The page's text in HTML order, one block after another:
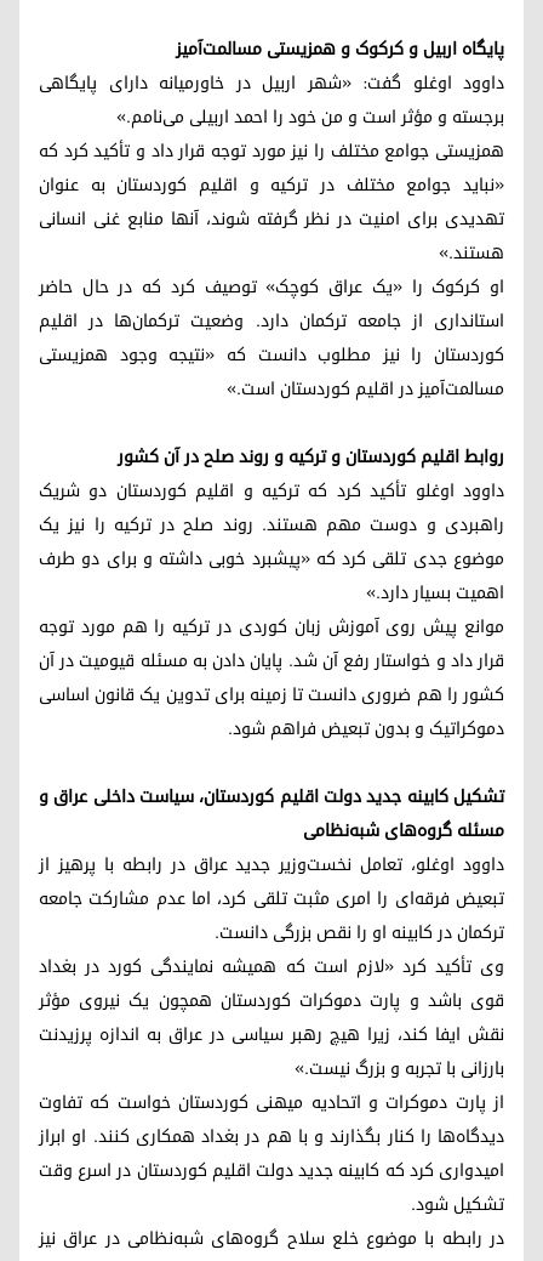
پایگاه اربیل و کرکوک و همزیستی مسالمت‌آمیز
داوود اوغلو گفت: «شهر اربیل در خاورمیانه دارای پایگاهی
برجسته و مو‌ٔثر است و من خود را احمد اربیلی می‌نامم.»
همزیستی جوامع مختلف را نیز مورد توجه قرار داد و تأکید کرد که
«نباید جوامع مختلف در ترکیه و اقلیم کوردستان به عنوان
تهدیدی برای امنیت در نظر گرفته شوند، آنها منابع غنی انسانی
هستند.»
او کرکوک را «یک عراق کوچک» توصیف کرد که در حال حاضر
استانداری از جامعه ترکمان دارد. وضعیت ترکمان‌ها در اقلیم
کوردستان را نیز مطلوب دانست که «نتیجه وجود همزیستی
مسالمت‌آمیز در اقلیم کوردستان است.»
روابط اقلیم کوردستان و ترکیه و روند صلح در آن کشور
داوود اوغلو تأکید کرد که ترکیه و اقلیم کوردستان دو شریک
راهبردی و دوست مهم هستند. روند صلح در ترکیه را نیز یک
موضوع جدی تلقی کرد که «پیشبرد خوبی داشته و برای دو طرف
اهمیت بسیار دارد.»
موانع پیش روی آموزش زبان کوردی در ترکیه را هم مورد توجه
قرار داد و خواستار رفع آن شد. پایان دادن به مسئله قیومیت در آن
کشور را هم ضروری دانست تا زمینه برای تدوین یک قانون اساسی
دموکراتیک و بدون تبعیض فراهم شود.
تشکیل کابینه جدید دولت اقلیم کوردستان، سیاست داخلی عراق و
مسئله گروه‌های شبه‌نظامی
داوود اوغلو، تعامل نخست‌وزیر جدید عراق در رابطه با پرهیز از
تبعیض فرقه‌ای را امری مثبت تلقی کرد، اما عدم مشارکت جامعه
ترکمان در کابینه او را نقص بزرگی دانست.
وی تأکید کرد «لازم است که همیشه نمایندگی کورد در بغداد
قوی باشد و پارت دموکرات کوردستان همچون یک نیروی مؤثر
نقش ایفا کند، زیرا هیچ رهبر سیاسی در عراق به اندازه پرزیدنت
بارزانی با تجربه و بزرگ نیست.»
از پارت دموکرات و اتحادیه میهنی کوردستان خواست که تفاوت
دیدگاه‌ها را کنار بگذارند و با هم در بغداد همکاری کنند. او ابراز
امیدواری کرد که کابینه جدید دولت اقلیم کوردستان در اسرع وقت
تشکیل شود.
در رابطه با موضوع خلع سلاح گروه‌های شبه‌نظامی در عراق نیز